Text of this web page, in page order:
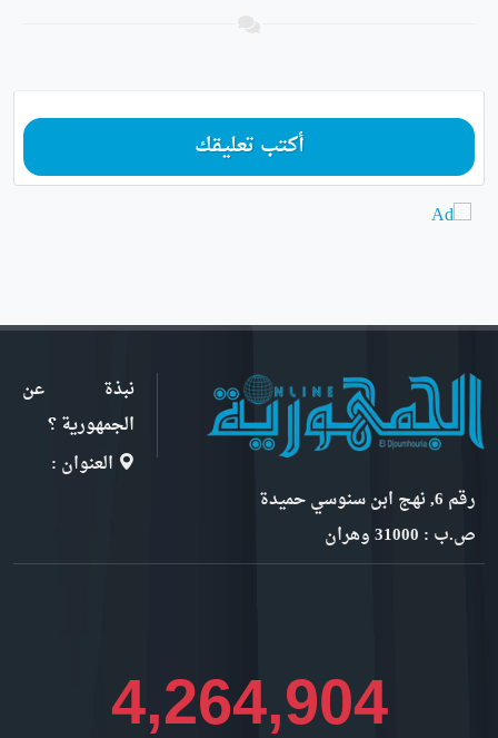
أكتب تعليقك
نبذة عن
الجمهورية ؟
العنوان :
رقم 6, نهج ابن سنوسي حميدة
ص.ب : 31000 وهران
4,652,618